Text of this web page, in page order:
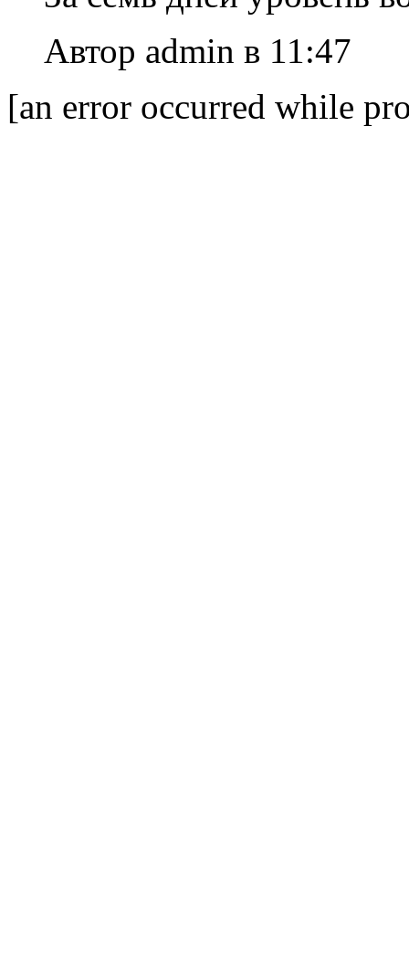
Автор admin в 11:47
[an error occurred while